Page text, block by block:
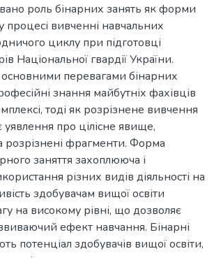
роль бінарних занять як форми
процесі вивченні навчальних
циклу при підготовці
Національної гвардії України.
перевагами бінарних
знання майбутніх фахівців
тоді як розрізнене вивчення
про цілісне явище,
розрізнені фрагменти. Форма
заняття захоплююча і
різних видів діяльності на
здобувачам вищої освіти
на високому рівні, що дозволяє
ефект навчання. Бінарні
потенціал здобувачів вищої освіти,